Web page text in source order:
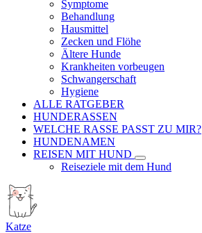
Symptome
Behandlung
Hausmittel
Zecken und Flöhe
Ältere Hunde
Krankheiten vorbeugen
Schwangerschaft
Hygiene
ALLE RATGEBER
HUNDERASSEN
WELCHE RASSE PASST ZU MIR?
HUNDENAMEN
REISEN MIT HUND
Reiseziele mit dem Hund
Katze